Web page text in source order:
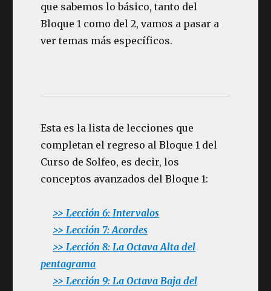
que sabemos lo básico, tanto del
Bloque 1 como del 2, vamos a pasar a
ver temas más específicos.
Esta es la lista de lecciones que
completan el regreso al Bloque 1 del
Curso de Solfeo, es decir, los
conceptos avanzados del Bloque 1:
>> Lección 6: Intervalos
>> Lección 7: Acordes
>> Lección 8:La Octava Alta del
pentagrama
>> Lección 9: La Octava Baja del